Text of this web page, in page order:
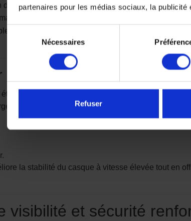
partenaires pour les médias sociaux, la
Sélection
consentement
Nécessaires
Refuser
dispose d’un système de ventilation optimisé avec
aide à limiter la buée et l’accumulation de
à porter aussi bien en ville que sur autoroute.
confortable et pensé pour
été développé pour offrir un excellent maintien et un
sont :
la stabilité du casque à vitesse élevée tout en
visibilité et sécurité